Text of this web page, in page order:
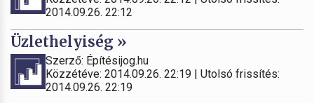
2014.09.26. 22:12
Üzlethelyiség »
Szerző: Építésijog.hu
Közzétéve: 2014.09.26. 22:19 | Utolsó frissítés:
2014.09.26. 22:19